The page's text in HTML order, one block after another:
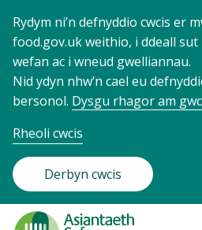
Rydym ni’n defnyddio cwcis er
food.gov.uk weithio, i ddeall sut
wefan ac i wneud gwelliannau.
Nid ydyn nhw’n cael eu
bersonol. Dysgu rhagor am
Rheoli cwcis
Derbyn cwcis
Food